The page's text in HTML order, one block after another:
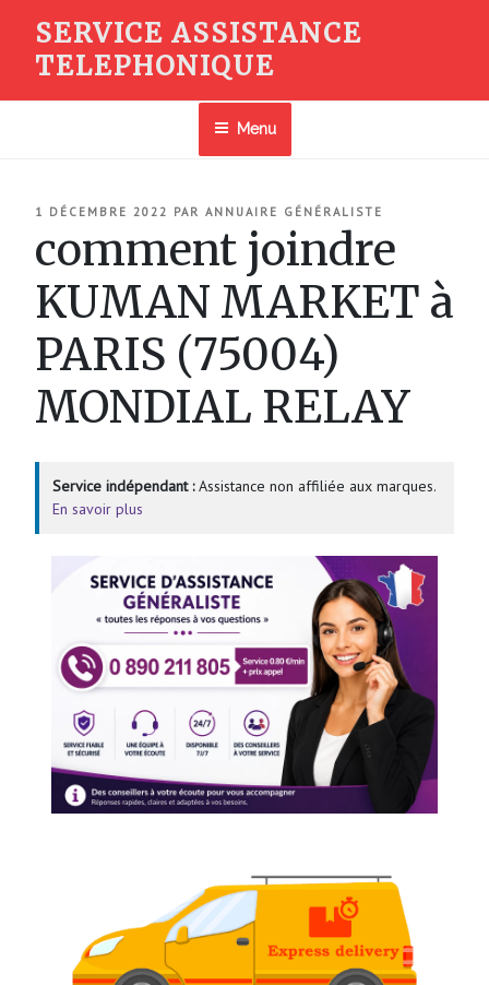
contenu
SERVICE ASSISTANCE
TELEPHONIQUE
Menu
PUBLIÉ
1 DÉCEMBRE 2022 PAR ANNUAIRE GÉNÉRALISTE
comment joindre
KUMAN MARKET à
PARIS (75004)
MONDIAL RELAY
Service indépendant :Assistance non affiliée aux marques.
En savoir plus